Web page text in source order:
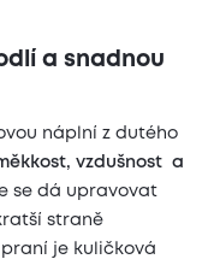
a snadnou
náplní z dutého
vzdušnost a
se dá upravovat
straně
je kuličková